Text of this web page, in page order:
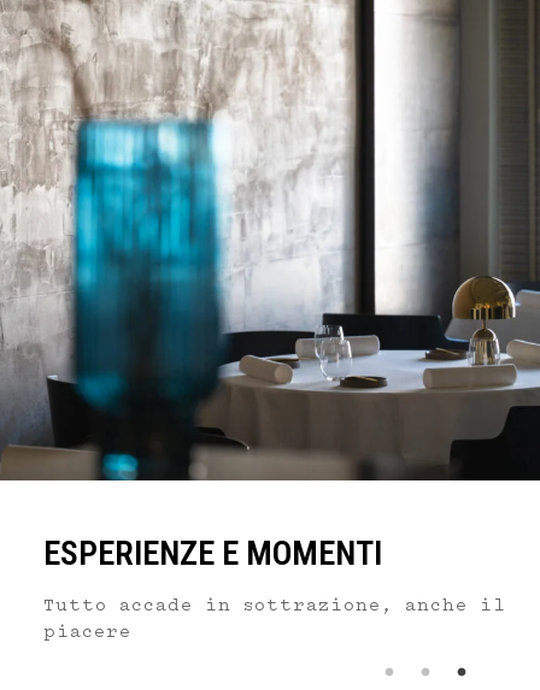
ESPERIENZE E MOMENTI
Tutto accade in sottrazione, anche il
piacere